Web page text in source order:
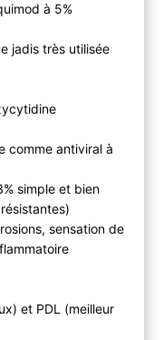
à 5%
jadis très utilisée
comme antiviral à
simple et bien
sensation de
et PDL (meilleur